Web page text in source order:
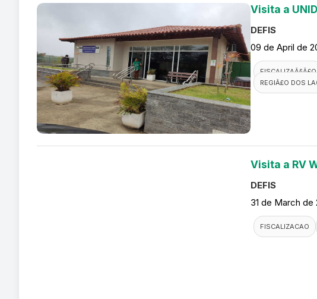
Visita a
DEFIS
09 de April de
FISCALIZAÃ§Ã£O
REGIÃ£O DOS
Visita a RV
DEFIS
31 de March de
FISCALIZACAO